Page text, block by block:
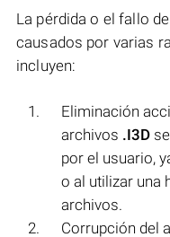
La pérdida o el fallo
causados por varias
incluyen:
Eliminación
archivos .I3D
por el usuario,
o al utilizar una
archivos.
Corrupción del